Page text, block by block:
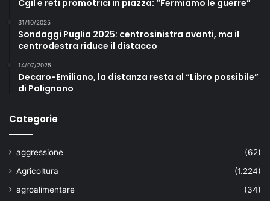
Cgil e reti promotrici in piazza: “Fermiamo le guerre”
31/10/2025
Sondaggi Puglia 2025: centrosinistra avanti, ma il
centrodestra riduce il distacco
14/07/2025
Decaro-Emiliano, la distanza resta al “Libro possibile”
di Polignano
Categorie
aggressione
(62)
Agricoltura
(1.224)
agroalimentare
(34)